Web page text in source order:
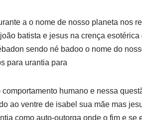
a o nome de nosso planeta nos
batista e jesus na crença
sendo né badoo o nome do
para urantia para
humano e nessa
ao ventre de isabel sua mãe mas
como auto-outorga onde o fim e se